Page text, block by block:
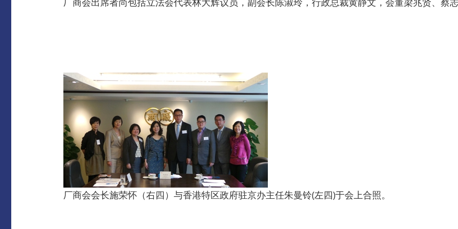
厂商会会长施荣怀（右四）与香港特区政府驻京办主任朱曼铃(左四)于会上合照。